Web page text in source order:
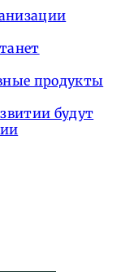
продукты
будут